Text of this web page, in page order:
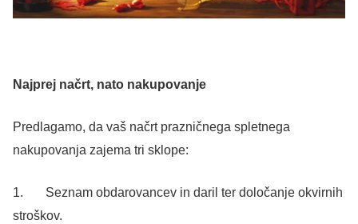
Najprej načrt, nato nakupovanje
Predlagamo, da vaš načrt prazničnega spletnega
nakupovanja zajema tri sklope:
1. Seznam obdarovancev in daril ter določanje okvirnih
stroškov.